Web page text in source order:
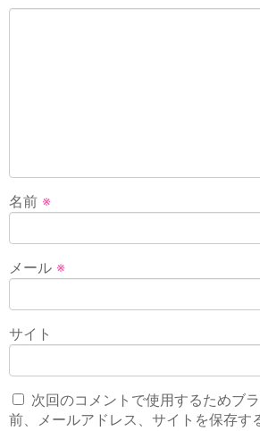
名前 ※
メール ※
サイト
次回のコメントで使用するためブ
前、メールアドレス、サイトを保存す